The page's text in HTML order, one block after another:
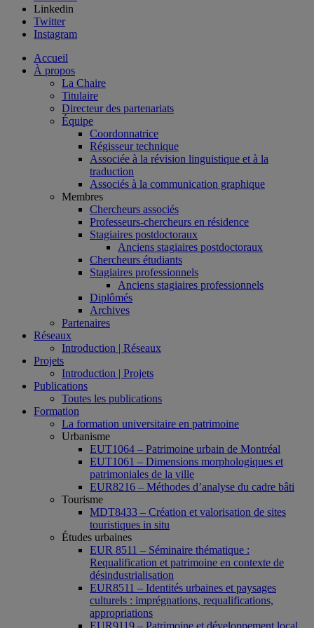
Linkedin
Twitter
Instagram
Accueil
À propos
La Chaire
Titulaire
Directeur des partenariats
Équipe
Coordonnatrice
Régisseur technique
Associée à la révision linguistique et à la
traduction
Associés à la communication graphique
Membres
Chercheurs associés
Professeurs-chercheurs en résidence
Stagiaires postdoctoraux
Anciens stagiaires postdoctoraux
Chercheurs étudiants
Stagiaires professionnels
Anciens stagiaires professionnels
Diplômés
Archives
Partenaires
Réseaux
Introduction | Réseaux
Projets
Introduction | Projets
Publications
Toutes les publications
Formation
La formation universitaire en patrimoine
Urbanisme
EUT1064 – Patrimoine urbain de Montréal
EUT1061 – Dimensions morphologiques et
patrimoniales de la ville
EUR8216 – Méthodes d’analyse du cadre bâti
Tourisme
MDT8433 – Création et valorisation de sites
touristiques in situ
Études urbaines
EUR 8511 – Séminaire thématique :
Requalification et patrimoine en contexte de
désindustrialisation
EUR8511 – Identités urbaines et paysages
culturels : imprégnations, requalifications,
appropriations
EUR9119 – Patrimoine et développement local